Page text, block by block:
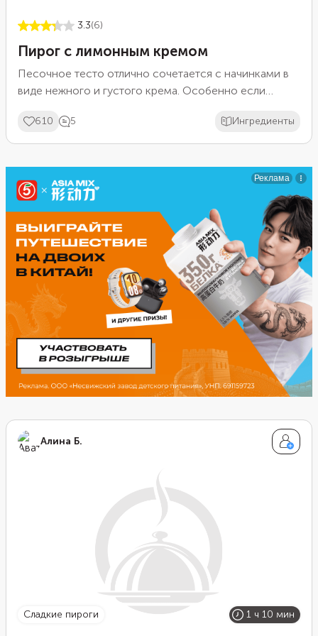
3.3(6)
Пирог с лимонным кремом
Песочное тесто отлично сочетается с начинками в
виде нежного и густого крема. Особенно если
подойдет цедра и сок цитрусовых. Приготовьте крем
с добавлением лимона и выложите его на плотную
610 5 Ингредиенты
Алина Б.
сладкие пироги 1 ч 10 мин